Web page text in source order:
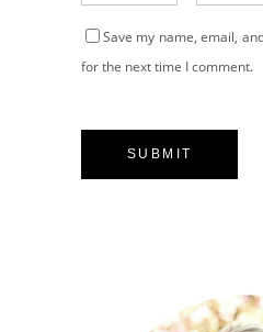
Save my name, email,
for the next time I comment.